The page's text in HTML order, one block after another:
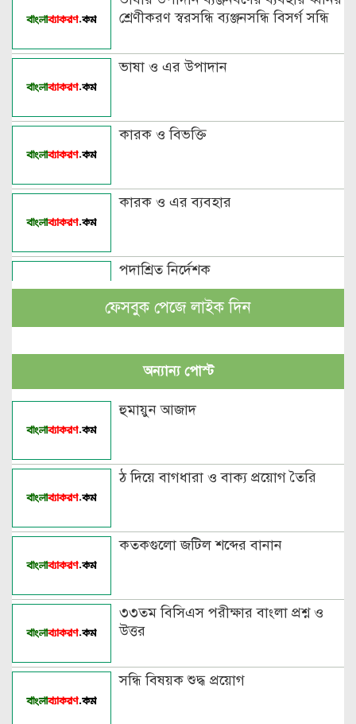
শ্রেণীকরণ স্বরসন্ধি ব্যঞ্জনসন্ধি বিসর্গ সন্ধি
ভাষা ও এর উপাদান
কারক ও বিভক্তি
কারক ও এর ব্যবহার
পদাশ্রিত নির্দেশক
পুরুষবাচক শব্দের শেষে প্রত্যয় যোগে লিঙ্গ
পরিবর্তনের উদাহরণ
পুরুষ বা স্ত্রীবাচক শব্দ যোগে লিঙ্গ
পৃথক শব্দ দ্বারা স্ত্রীলিঙ্গে পরিবর্তনের
বিভিন্ন ভাষায় লিঙ্গের উদাহরণ দাও
ফেসবুক পেজে লাইক দিন
অন্যান্য পোস্ট
হুমায়ুন আজাদ
ঠ দিয়ে বাগধারা ও বাক্য প্রয়োগ তৈরি
কতকগুলো জটিল শব্দের বানান
৩৩তম বিসিএস পরীক্ষার বাংলা প্রশ্ন ও
উত্তর
সন্ধি বিষয়ক শুদ্ধ প্রয়োগ